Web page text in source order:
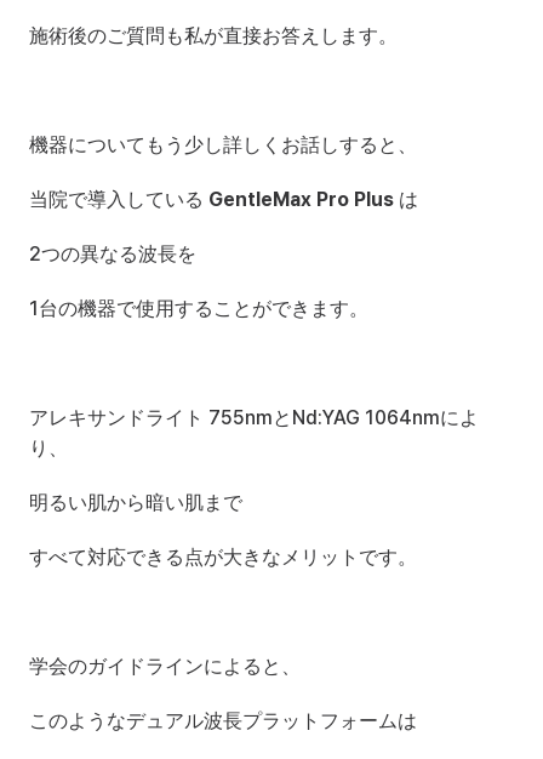
施術後のご質問も私が直接お答えします。
機器についてもう少し詳しくお話しすると、
当院で導入している GentleMax Pro Plus は
2つの異なる波長を
1台の機器で使用することができます。
アレキサンドライト 755nmとNd:YAG 1064nmによ
り、
明るい肌から暗い肌まで
すべて対応できる点が大きなメリットです。
学会のガイドラインによると、
このようなデュアル波長プラットフォームは